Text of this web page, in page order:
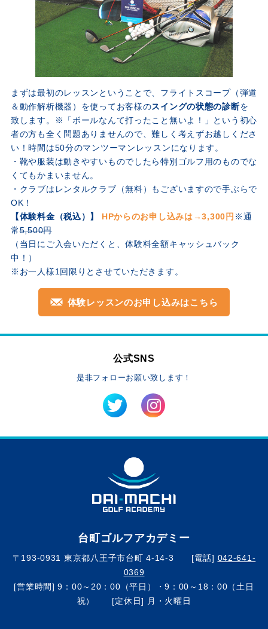
まずは最初のレッスンということで、フライトスコープ（弾道
＆動作解析機器）を使ってお客様のスイングの状態の診断を
致します。※「ボールなんて打ったこと無いよ！」という初心
者の方も全く問題ありませんので、難しく考えずお越しくださ
い！時間は50分のマンツーマンレッスンになります。
・靴や服装は動きやすいものでしたら特別ゴルフ用のものでな
くてもかまいません。
・クラブはレンタルクラブ（無料）もございますので手ぶらで
OK！
【体験料金（税込）】
HPからのお申し込みは→3,300円 ※通
常5,500円
（当日にご入会いただくと、体験料全額キャッシュバック
中！）
※お一人様1回限りとさせていただきます。
体験レッスンのお申し込みはこちら
公式SNS
是非フォローお願い致します！
台町ゴルフアカデミー
〒193-0931 東京都八王子市台町 4-14-3 [電話] 042-641-
0369
[営業時間] 9：00～20：00（平日）・9：00～18：00（土日
祝） [定休日] 月・火曜日